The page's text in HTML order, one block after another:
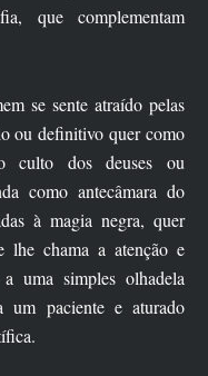
que complementam
se sente atraído pelas
ou definitivo quer como
culto dos deuses ou
como antecâmara do
à magia negra, quer
lhe chama a atenção e
uma simples olhadela
paciente e aturado